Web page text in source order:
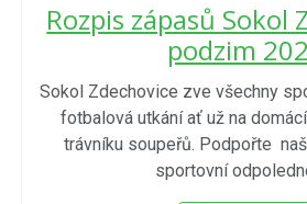
Rozpis zápasů Sokol
podzim
Sokol Zdechovice zve všechny
fotbalová utkání ať už na
trávníku soupeřů. Podpořte
sportovní